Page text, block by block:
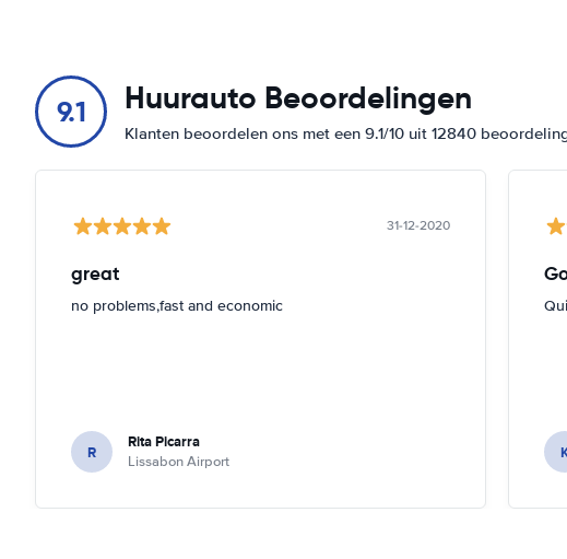
9.1 Huurauto Beoordelingen
Klanten beoordelen ons met een 9.1/10 uit 12840
31-12-2020
great
no problems,fast and economic
R Rita Picarra
Lissabon Airport